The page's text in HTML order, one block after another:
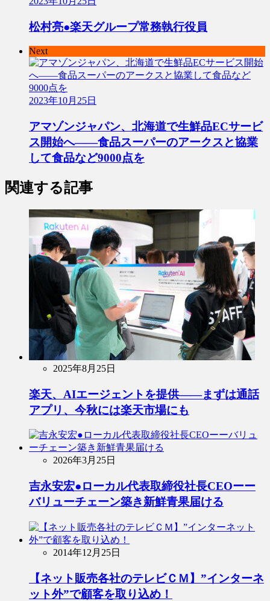
松村亮●楽天グループ常務執行役員
Next
2023年10月25日
アマゾンジャパン、北海道で生鮮品ECサービ
ス開始へ――食品スーパーのアークスと協業
して食品など9000点を
関連する記事
2025年8月25日
楽天、AIエージェントを提供――まずは通話
アプリ、今秋には楽天市場にも
2026年3月25日
吉永安宏●ローカル代表取締役社長CEOーー
バリューチェーン築き新鮮青果届ける
2014年12月25日
【ネット販売各社のテレビＣＭ】”インターネ
ット外”で顧客を取り込め！